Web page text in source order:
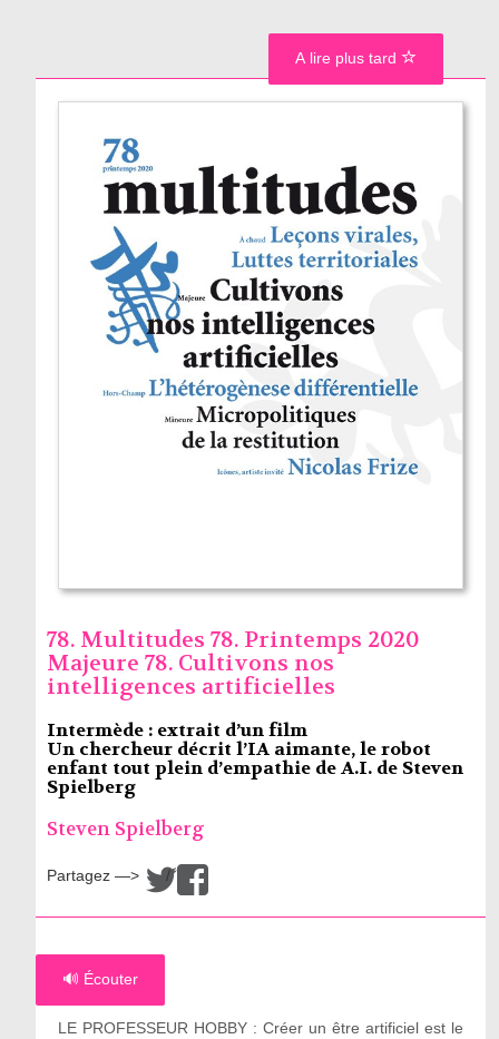
78. Multitudes 78. Printemps 2020
Majeure 78. Cultivons nos
intelligences artificielles
Intermède : extrait d’un film
Un chercheur décrit l’IA aimante, le robot
enfant tout plein d’empathie de A.I. de Steven
Spielberg
Steven Spielberg
Partagez —> /
🔊 Écouter
LE PROFESSEUR HOBBY : Créer un être artificiel est le
A lire plus tard